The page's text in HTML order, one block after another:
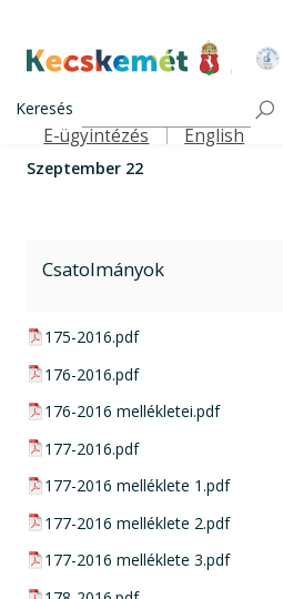
tartalomra
Kecskemét Város
Keresés
Felső navigáció
E-ügyintézés English
Önkormányzat
Közgyűlési határozatok
Szeptember 22
Csatolmányok
pdf csatolmány:
175-2016.pdf
pdf csatolmány:
176-2016.pdf
pdf csatolmány:
176-2016 mellékletei.pdf
pdf csatolmány:
177-2016.pdf
pdf csatolmány:
177-2016 melléklete 1.pdf
pdf csatolmány:
177-2016 melléklete 2.pdf
pdf csatolmány:
177-2016 melléklete 3.pdf